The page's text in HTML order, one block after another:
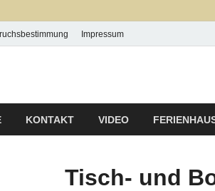
Impressum
KONTAKT VIDEO
Tisch- und